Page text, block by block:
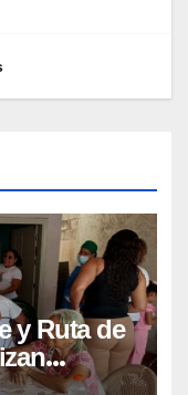
y Ruta de
en